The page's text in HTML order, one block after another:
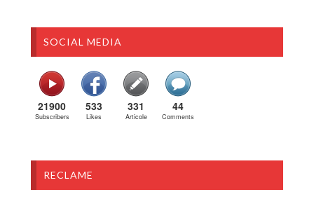
SOCIAL MEDIA
21900
Subscribers
533
Likes
331
Articole
44
Comments
RECLAME